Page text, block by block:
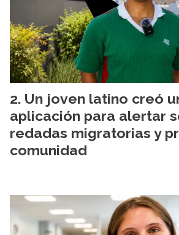
Un joven latino creó
aplicación para alertar
redadas migratorias y
comunidad